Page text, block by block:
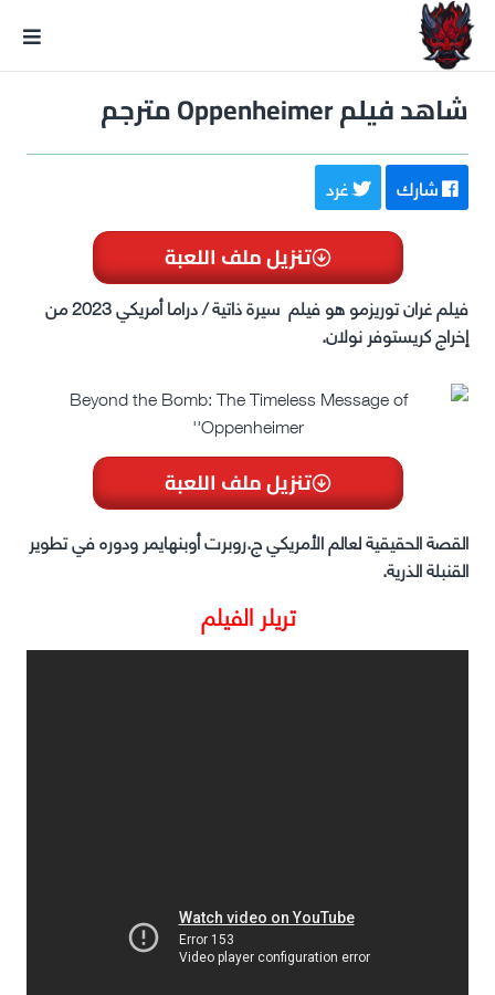
شاهد فيلم Oppenheimer مترجم
شارك غرد
تنزيل ملف اللعبة
فيلم غران توريزمو هو فيلم سيرة ذاتية / دراما أمريكي 2023 من
إخراج كريستوفر نولان.
تنزيل ملف اللعبة
القصة الحقيقية لعالم الأمريكي ج.روبرت أوبنهايمر ودوره في تطوير
القنبلة الذرية.
تريلر الفيلم